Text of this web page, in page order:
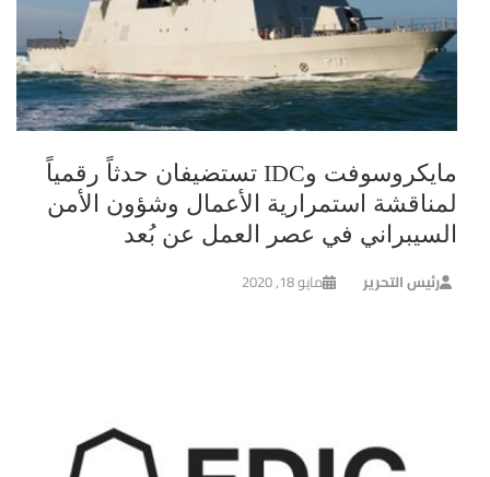
مايكروسوفت وIDC تستضيفان حدثاً رقمياً
لمناقشة استمرارية الأعمال وشؤون الأمن
السيبراني في عصر العمل عن بُعد
رئيس التحرير مايو 18, 2020